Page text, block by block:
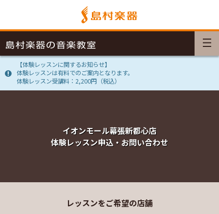
【体験レッスンに関するお知らせ】
体験レッスンは有料でのご案内となります。
体験レッスン受講料：2,200円（税込）
イオンモール幕張新都心店
体験レッスン申込・お問い合わせ
レッスンをご希望の店舗